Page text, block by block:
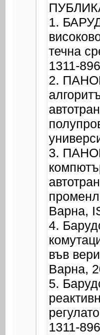
1.
течна
1311-
2.
3.
Варна,
4.
във
Варна,
5.
1311-